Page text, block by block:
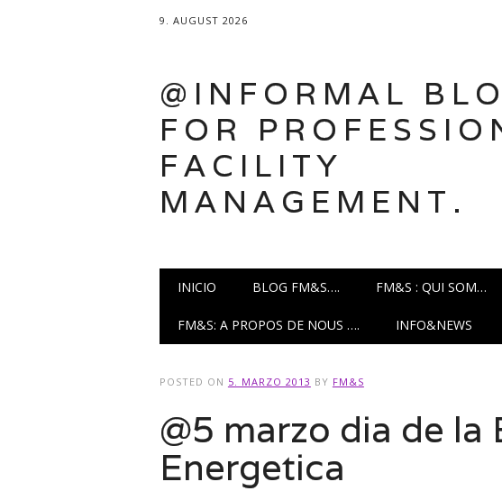
9. AUGUST 2026
@INFORMAL
FOR
FACILITY
MANAGEMENT.
Main menu
INICIO BLOG FM&S…. FM&S : QUI SOM…
FM&S: A PROPOS DE NOUS …. INFO&NEWS
POSTED ON 5. MARZO 2013 BY FM&S
@5 marzo dia de la
Energetica